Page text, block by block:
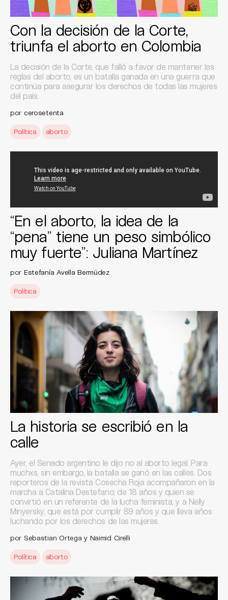
Con la decisión de la Corte,
triunfa el aborto en Colombia
La decisión de la Corte, que falló a favor de mantener las
reglas del aborto, es un batalla ganada en una guerra que
continúa para asegurar los derechos de todas las mujeres
del país.
por cerosetenta
Política aborto
“En el aborto, la idea de la
“pena” tiene un peso simbólico
muy fuerte”: Juliana Martínez
por Estefanía Avella Bermúdez
Política
La historia se escribió en la
calle
Ayer, el Senado argentino le dijo no al aborto legal. Para
muchxs, sin embargo, la batalla se ganó en las calles. Dos
reporteros de la revista Cosecha Roja acompañaron en la
marcha a Catalina Destefano, de 18 años y quien se
convirtió en un referente de la lucha feminista, y a Nelly
Minyersky, que está por cumplir 89 años y que lleva años
luchando por los derechos de las mujeres.
por Sebastian Ortega y Naimid Cirelli
Política aborto